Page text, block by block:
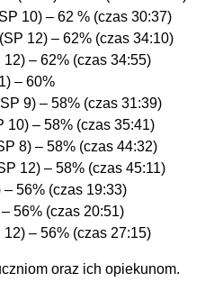
10) – 62 % (czas 30:37)
12) – 62% (czas 34:10)
– 62% (czas 34:55)
– 60%
9) – 58% (czas 31:39)
10) – 58% (czas 35:41)
8) – 58% (czas 44:32)
12) – 58% (czas 45:11)
56% (czas 19:33)
56% (czas 20:51)
12) – 56% (czas 27:15)
oraz ich opiekunom.